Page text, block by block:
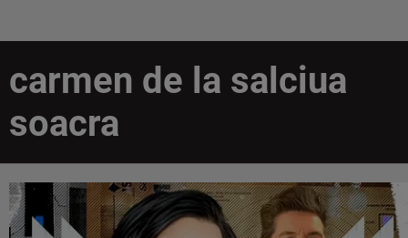
carmen de la salciua
soacra